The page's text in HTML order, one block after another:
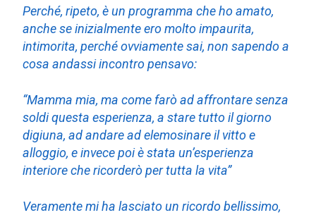
Perché, ripeto, è un programma che ho amato,
anche se inizialmente ero molto impaurita,
intimorita, perché ovviamente sai, non sapendo a
cosa andassi incontro pensavo:
“Mamma mia, ma come farò ad affrontare senza
soldi questa esperienza, a stare tutto il giorno
digiuna, ad andare ad elemosinare il vitto e
alloggio, e invece poi è stata un’esperienza
interiore che ricorderò per tutta la vita”
Veramente mi ha lasciato un ricordo bellissimo,